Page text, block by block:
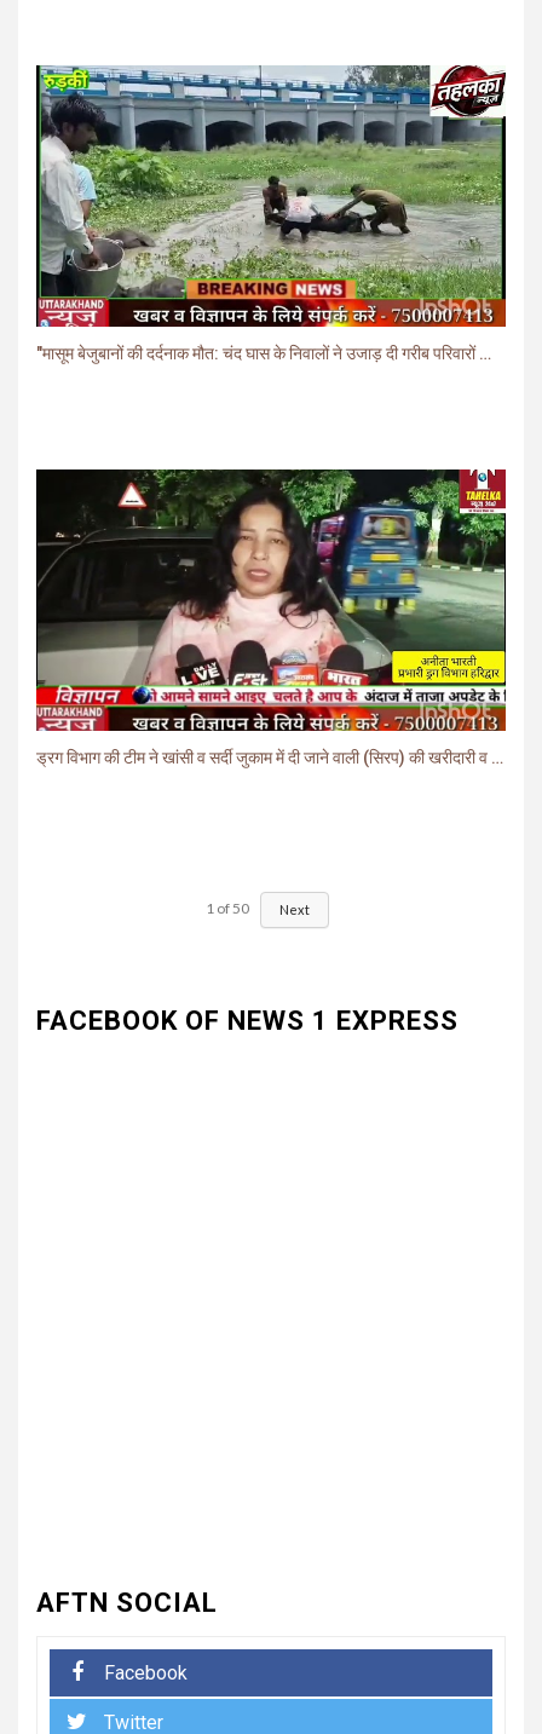
"मासूम बेजुबानों की दर्दनाक मौत: चंद घास के निवालों ने उजाड़ दी गरीब परिवारों की दुनिया"
ड्रग विभाग की टीम ने खांसी व सर्दी जुकाम में दी जाने वाली (सिरप) की खरीदारी व बिक्री पर लगाई रोक.
1 of50 Next
FACEBOOK OF NEWS 1 EXPRESS
AFTN SOCIAL
Facebook
Twitter
भारत विकास परिषद की संयुक्त प्रवास